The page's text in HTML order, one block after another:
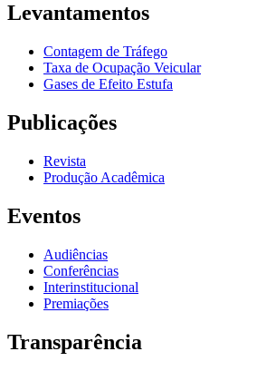
Levantamentos
Contagem de Tráfego
Taxa de Ocupação Veicular
Gases de Efeito Estufa
Publicações
Revista
Produção Acadêmica
Eventos
Audiências
Conferências
Interinstitucional
Premiações
Transparência